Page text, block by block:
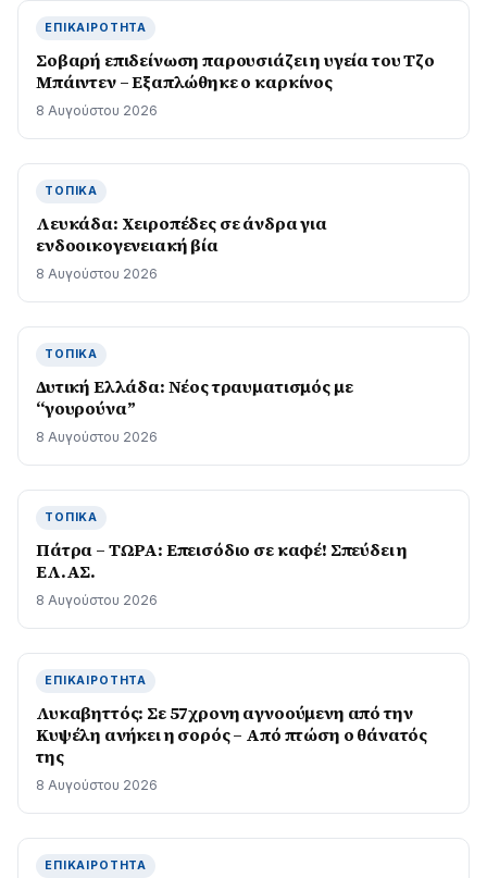
ΕΠΙΚΑΙΡΌΤΗΤΑ
Σοβαρή επιδείνωση παρουσιάζει η υγεία του Τζο
Μπάιντεν – Εξαπλώθηκε ο καρκίνος
8 Αυγούστου 2026
ΤΟΠΙΚΆ
Λευκάδα: Χειροπέδες σε άνδρα για
ενδοοικογενειακή βία
8 Αυγούστου 2026
ΤΟΠΙΚΆ
Δυτική Ελλάδα: Νέος τραυματισμός με
“γουρούνα”
8 Αυγούστου 2026
ΤΟΠΙΚΆ
Πάτρα – ΤΩΡΑ: Επεισόδιο σε καφέ! Σπεύδει η
ΕΛ.ΑΣ.
8 Αυγούστου 2026
ΕΠΙΚΑΙΡΌΤΗΤΑ
Λυκαβηττός: Σε 57χρονη αγνοούμενη από την
Κυψέλη ανήκει η σορός – Από πτώση ο θάνατός
της
8 Αυγούστου 2026
ΕΠΙΚΑΙΡΌΤΗΤΑ